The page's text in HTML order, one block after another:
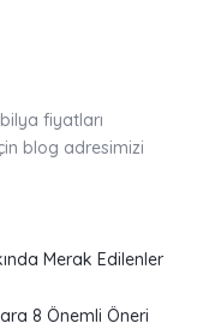
fiyatları
blog adresimizi
Merak Edilenler
8 Önemli Öneri